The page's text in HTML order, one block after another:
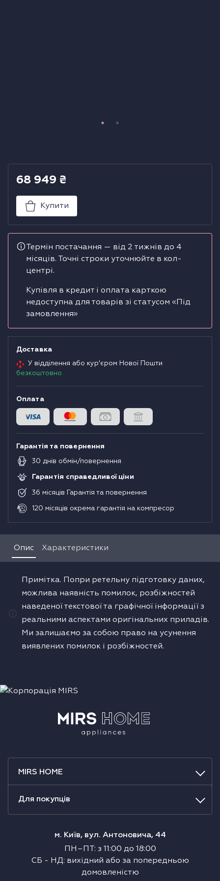
Кавоварки
Поверхні з вбудованою витяжкою
Сушильні машини
68 949 ₴
Купити
Термін постачання — від 2 тижнів до 4
місяців. Точні строки уточнюйте в кол-
центрі.
Купівля в кредит і оплата карткою
недоступна для товарів зі статусом «Під
замовлення»
Доставка
У відділення або кур'єром Нової Пошти
безкоштовно
Оплата
Гарантія та повернення
30 днів обмін/повернення
Гарантія справедливої ціни
36 місяців Гарантія та повернення
120 місяців окрема гарантія на компресор
Опис Характеристики
Примітка. Попри ретельну підготовку даних,
можлива наявність помилок, розбіжностей
наведеної текстової та графічної інформації з
реальними аспектами оригінальних приладів.
Ми залишаємо за собою право на усунення
виявлених помилок і розбіжностей.
MIRS HOME
Для покупців
м. Київ, вул. Антоновича, 44
ПН–ПТ : з 11:00 до 18:00
СБ - НД: вихідний або за попередньою
домовленістю